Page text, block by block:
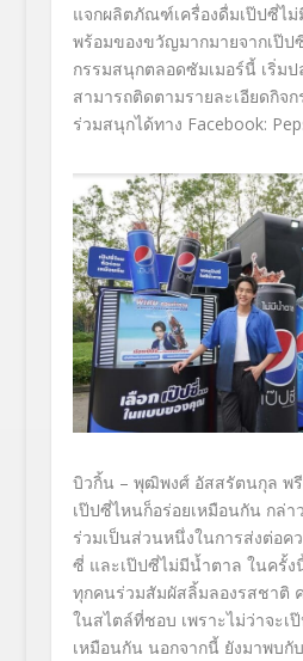
แจกผลิตภัณฑ์เครื่องดื่มเป๊ปซี่ไ
พร้อมของขวัญมากมายจากเป๊ป
กรรมสนุกตลอดซัมเมอร์นี้ เริ่ม
สามารถติดตามรายละเอียดกิจก
ร่วมสนุกได้ทาง Facebook:
บิวกิ้น – พุฒิพงศ์ อัสสรัตนกุล พ
เป๊ปซี่ไหนก็อร่อยเหมือนกัน กล่า
ร่วมเป็นส่วนหนึ่งในการส่งต่อค
ซี่ และเป๊ปซี่ไม่มีน้ำตาล ในครั้
ทุกคนร่วมสัมผัสลิ้มลองรสชาติ
ในสไตล์ที่ชอบ เพราะไม่ว่าจะเ
เหมือนกัน นอกจากนี้ ยังมาพบกั